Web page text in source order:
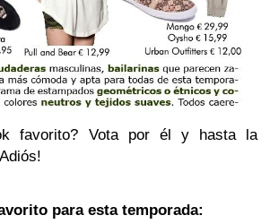
favorito? Vota por él y hasta la
para esta temporada: